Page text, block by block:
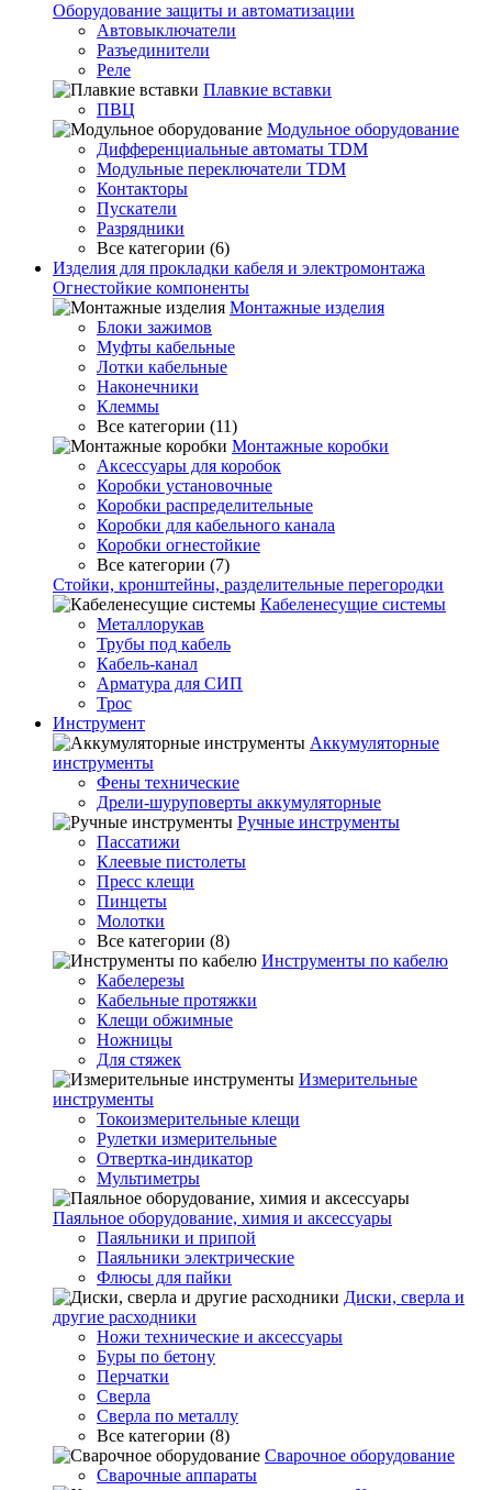
Оборудование защиты и автоматизации
Автовыключатели
Разъединители
Реле
Плавкие вставки
ПВЦ
Модульное оборудование
Дифференциальные автоматы TDM
Модульные переключатели TDM
Контакторы
Пускатели
Разрядники
Все категории (6)
Изделия для прокладки кабеля и электромонтажа
Огнестойкие компоненты
Монтажные изделия
Блоки зажимов
Муфты кабельные
Лотки кабельные
Наконечники
Клеммы
Все категории (11)
Монтажные коробки
Аксессуары для коробок
Коробки установочные
Коробки распределительные
Коробки для кабельного канала
Коробки огнестойкие
Все категории (7)
Стойки, кронштейны, разделительные перегородки
Кабеленесущие системы
Металлорукав
Трубы под кабель
Кабель-канал
Арматура для СИП
Трос
Инструмент
Аккумуляторные
инструменты
Фены технические
Дрели-шуруповерты аккумуляторные
Ручные инструменты
Пассатижи
Клеевые пистолеты
Пресс клещи
Пинцеты
Молотки
Все категории (8)
Инструменты по кабелю
Кабелерезы
Кабельные протяжки
Клещи обжимные
Ножницы
Для стяжек
Измерительные
инструменты
Токоизмерительные клещи
Рулетки измерительные
Отвертка-индикатор
Мультиметры
Паяльное оборудование, химия и аксессуары
Паяльники и припой
Паяльники электрические
Флюсы для пайки
Диски, сверла и
другие расходники
Ножи технические и аксессуары
Буры по бетону
Перчатки
Сверла
Сверла по металлу
Все категории (8)
Сварочное оборудование
Сварочные аппараты